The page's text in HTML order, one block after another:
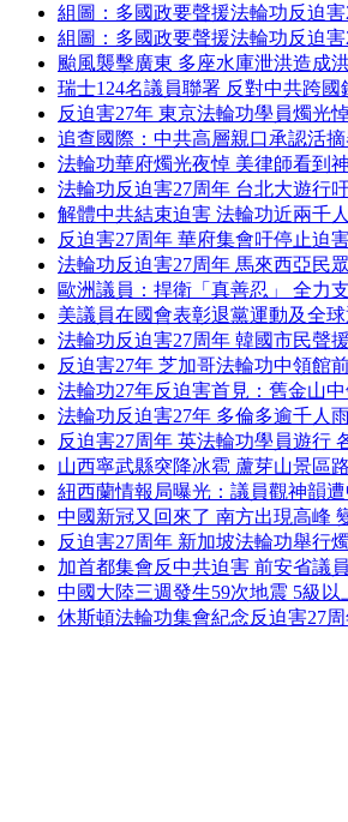
組圖：多國政要聲援法輪功反迫害
組圖：多國政要聲援法輪功反迫害
颱風襲擊廣東 多座水庫泄洪造成
瑞士124名議員聯署 反對中共跨國
反迫害27年 東京法輪功學員燭光
追查國際：中共高層親口承認活
法輪功華府燭光夜悼 美律師看到
法輪功反迫害27周年 台北大遊行
解體中共結束迫害 法輪功近兩千
反迫害27周年 華府集會吁停止迫
法輪功反迫害27周年 馬來西亞民
歐洲議員：捍衛「真善忍」 全力
美議員在國會表彰退黨運動及全
法輪功反迫害27周年 韓國市民聲援
反迫害27年 芝加哥法輪功中領館
法輪功27年反迫害首見：舊金山
法輪功反迫害27年 多倫多逾千人
反迫害27周年 英法輪功學員遊行
山西寧武縣突降冰雹 蘆芽山景區
紐西蘭情報局曝光：議員觀神韻
中國新冠又回來了 南方出現高峰
反迫害27周年 新加坡法輪功舉行
加首都集會反中共迫害 前安省議
中國大陸三週發生59次地震 5級以
休斯頓法輪功集會紀念反迫害27